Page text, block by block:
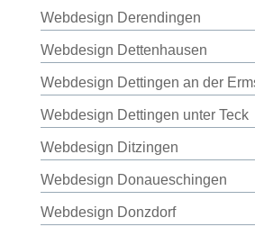
Webdesign Derendingen
Webdesign Dettenhausen
Webdesign Dettingen an der
Webdesign Dettingen unter Teck
Webdesign Ditzingen
Webdesign Donaueschingen
Webdesign Donzdorf